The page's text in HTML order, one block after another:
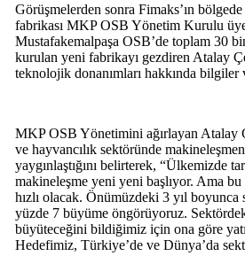
Görüşmelerden sonra Fimaks’ın
fabrikası MKP OSB Yönetim Kurulu
Mustafakemalpaşa OSB’de toplam 30
kurulan yeni fabrikayı gezdiren Atalay
teknolojik donanımları hakkında bilgiler
MKP OSB Yönetimini ağırlayan Atalay
ve hayvancılık sektöründe
yaygınlaştığını belirterek, “Ülkemizde
makineleşme yeni yeni başlıyor. Ama
hızlı olacak. Önümüzdeki 3 yıl boyunca
yüzde 7 büyüme öngörüyoruz.
büyüteceğini bildiğimiz için ona göre
Hedefimiz, Türkiye’de ve Dünya’da